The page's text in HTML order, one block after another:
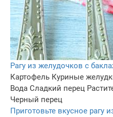
Рагу из желудочков с
Картофель Куриные
Вода Сладкий перец
Черный перец
Приготовьте вкусное рагу